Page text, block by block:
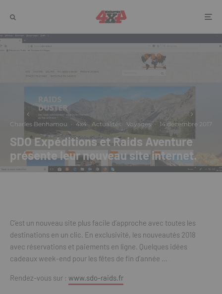
Charles Benhamou · 4x4 Actualités Voyages · 14 décembre 2017
SDO Expéditions et Raids Aventure
présente leur nouveau site internet.
C’est un nouveau site plus facile d’approche avec toutes les
destinations en un clic. En exclusivité, les nouveautés 2018
avec réservations et paiements en ligne. Quelques idées
cadeaux week-end pour les fêtes de fin d’année …
Rendez-vous sur : www.sdo-raids.fr